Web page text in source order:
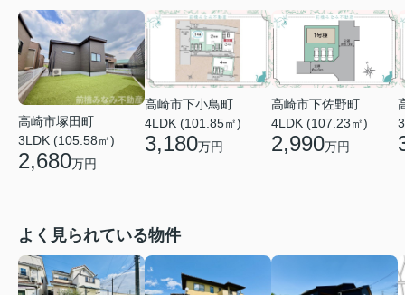
高崎市塚田町
3LDK (105.58㎡)
2,680万円
高崎市下小鳥町
4LDK (101.85㎡)
3,180万円
高崎市下佐野町
4LDK (107.23㎡)
2,990万円
よく見られている物件